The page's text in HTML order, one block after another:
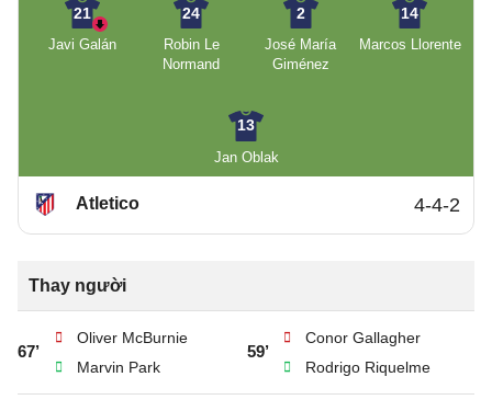
21
Javi Galán
24
Robin Le
Normand
2
José María
Giménez
14
Marcos Llorente
13
Jan Oblak
Atletico 4-4-2
Thay người
67’
Oliver McBurnie
Marvin Park
59’
Conor Gallagher
Rodrigo Riquelme